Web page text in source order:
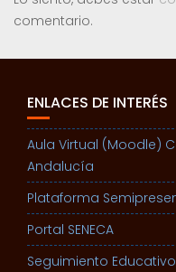
comentario.
ENLACES DE INTERÉS
Aula Virtual (Moodle)
Andalucía
Plataforma
Portal SENECA
Seguimiento Educativo